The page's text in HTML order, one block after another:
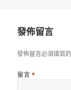
發佈留言
發佈留言必須填寫
留言 *